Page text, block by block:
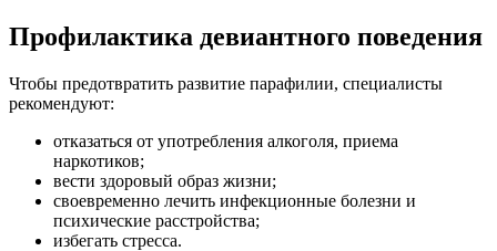
Профилактика девиантного поведения
Чтобы предотвратить развитие парафилии, специалисты
рекомендуют:
отказаться от употребления алкоголя, приема
наркотиков;
вести здоровый образ жизни;
своевременно лечить инфекционные болезни и
психические расстройства;
избегать стресса.